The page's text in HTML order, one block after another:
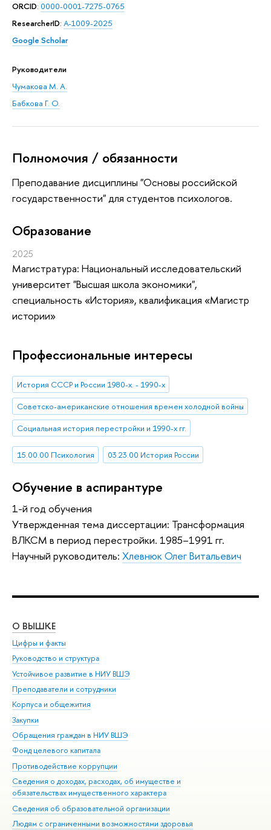
ORCID: 0000-0001-7275-0765
ResearcherID: A-1009-2025
Google Scholar
Руководители
Чумакова М. А.
Бабкова Г. О.
Полномочия / обязанности
Преподавание дисциплины "Основы российской
государственности" для студентов психологов.
Oбразование
2025
Магистратура: Национальный исследовательский
университет "Высшая школа экономики",
специальность «История», квалификация «Магистр
истории»
Профессиональные интересы
История СССР и России 1980-х. - 1990-х
Советско-американские отношения времен холодной войны
Социальная история перестройки и 1990-х гг.
15.00.00 Психология 03.23.00 История России
Обучение в аспирантуре
1-й год обучения
Утвержденная тема диссертации: Трансформация
ВЛКСМ в период перестройки. 1985–1991 гг.
Научный руководитель: Хлевнюк Олег Витальевич
О ВЫШКЕ
Цифры и факты
Руководство и структура
Устойчивое развитие в НИУ ВШЭ
Преподаватели и сотрудники
Корпуса и общежития
Закупки
Обращения граждан в НИУ ВШЭ
Фонд целевого капитала
Противодействие коррупции
Сведения о доходах, расходах, об имуществе и
обязательствах имущественного характера
Сведения об образовательной организации
Людям с ограниченными возможностями здоровья